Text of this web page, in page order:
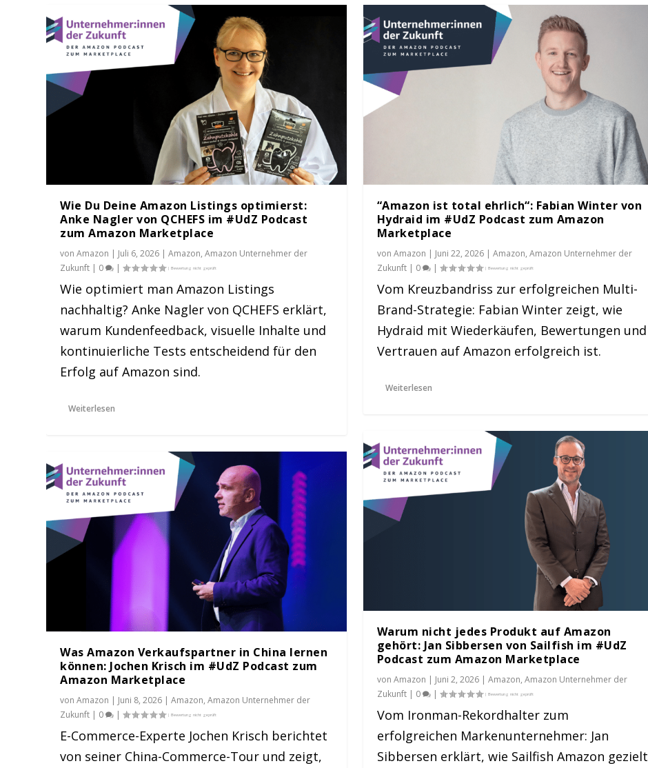
Wie Du Deine Amazon Listings optimierst:
Anke Nagler von QCHEFS im #UdZ Podcast
zum Amazon Marketplace
vonAmazon | Juli 6, 2026 |Amazon,Amazon Unternehmer der
Zukunft | 0 |
Wie optimiert man Amazon Listings
nachhaltig? Anke Nagler von QCHEFS erklärt,
warum Kundenfeedback, visuelle Inhalte und
kontinuierliche Tests entscheidend für den
Erfolg auf Amazon sind.
Weiterlesen
Was Amazon Verkaufspartner in China lernen
können: Jochen Krisch im #UdZ Podcast zum
Amazon Marketplace
vonAmazon | Juni 8, 2026 |Amazon,Amazon Unternehmer der
Zukunft | 0 |
E-Commerce-Experte Jochen Krisch berichtet
von seiner China-Commerce-Tour und zeigt,
“Amazon ist total ehrlich“: Fabian Winter von
Hydraid im #UdZ Podcast zum Amazon
Marketplace
von Amazon | Juni 22, 2026| Amazon, Amazon Unternehmer der
Zukunft| 0 |
Vom Kreuzbandriss zur erfolgreichen Multi-
Brand-Strategie: Fabian Winter zeigt, wie
Hydraid mit Wiederkäufen, Bewertungen und
Vertrauen auf Amazon erfolgreich ist.
Weiterlesen
Warum nicht jedes Produkt auf Amazon
gehört: Jan Sibbersen von Sailfish im #UdZ
Podcast zum Amazon Marketplace
von Amazon | Juni 2, 2026| Amazon, Amazon Unternehmer der
Zukunft| 0 |
Vom Ironman-Rekordhalter zum
erfolgreichen Markenunternehmer: Jan
Sibbersen erklärt, wie Sailfish Amazon gezielt